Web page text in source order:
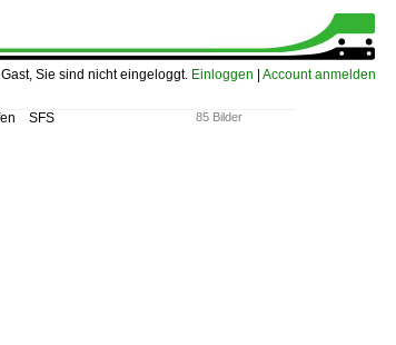
Sie sind nicht eingeloggt. Einloggen Account anmelden
85 Bilder
SFS